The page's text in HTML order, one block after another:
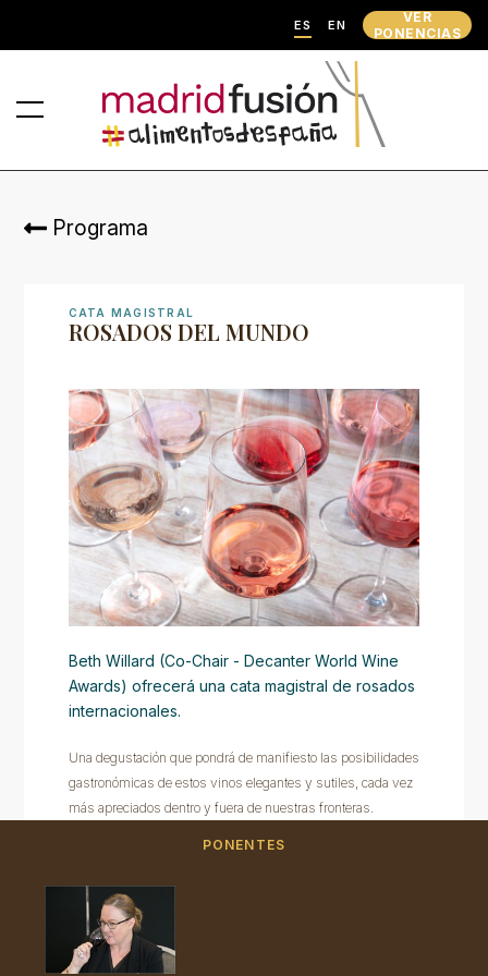
ES EN
VER
PONENCIAS
Programa
CATA MAGISTRAL
ROSADOS DEL MUNDO
Beth Willard (Co-Chair - Decanter World Wine
Awards) ofrecerá una cata magistral de rosados
internacionales.
Una degustación que pondrá de manifiesto las posibilidades
gastronómicas de estos vinos elegantes y sutiles, cada vez
más apreciados dentro y fuera de nuestras fronteras.
PONENTES